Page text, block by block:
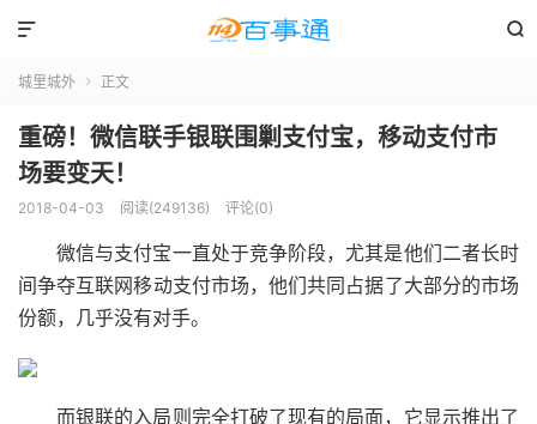


城里城外  正文
重磅！微信联手银联围剿支付宝，移动支付市
场要变天！
2018-04-03 阅读(249136) 评论(0)
微信与支付宝一直处于竞争阶段，尤其是他们二者长时
间争夺互联网移动支付市场，他们共同占据了大部分的市场
份额，几乎没有对手。
而银联的入局则完全打破了现有的局面，它显示推出了